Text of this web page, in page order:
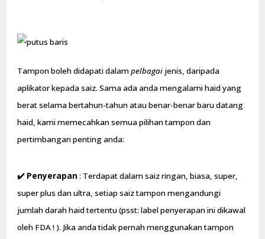
Tampon boleh didapati dalampelbagai jenis, daripada
aplikator kepada saiz. Sama ada anda mengalami haid yang
berat selama bertahun-tahun atau benar-benar baru datang
haid, kami memecahkan semua pilihan tampon dan
pertimbangan penting anda:
✔️ Penyerapan : Terdapat dalam saiz ringan, biasa, super,
super plus dan ultra, setiap saiz tampon mengandungi
jumlah darah haid tertentu (psst: label penyerapan ini dikawal
oleh FDA ! ). Jika anda tidak pernah menggunakan tampon